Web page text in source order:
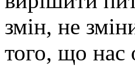
змін, не
того, що нас